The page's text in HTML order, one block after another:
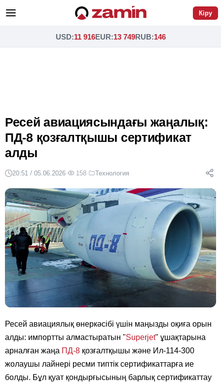
Кіру
USD:11 916EUR:13 749RUB:146
Ресей авиациясындағы жаңалық:
ПД-8 қозғалтқышы сертификат
алды
20:51 / 05.06.2026· 158· Технология
Ресей авиациялық өнеркәсібі үшін маңызды оқиға орын
алды: импортты алмастыратын "Superjet" ұшақтарына
арналған жаңа ПД-8 қозғалтқышы және Ил-114-300
жолаушы лайнері ресми типтік сертификаттарға ие
болды. Бұл қуат қондырғысының барлық сертификаттау